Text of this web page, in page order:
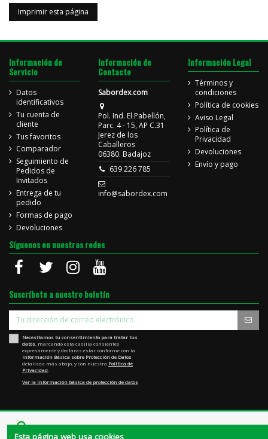
Información de
Servicio
Datos
identificativos
Tu cuenta de
cliente
Tus favoritos
Comparador
Seguimiento de
Pedidos de
Invitados
Entrega de tu
pedido
Formas de pago
Devoluciones
Información de
Contacto
Sabordex.com
Pol. Ind. El Pabellón,
Parc. 4 - 15, AP C.31
Jerez de los
Caballeros
06380. Badajoz
639 226 785
info@sabordex.com
Información Legal
Términos y
condiciones
Política de cookies
Aviso Legal
Política de
Privacidad
Devoluciones
Envío y pago
Síguenos en nuestras redes
Suscríbete a nuestro boletín
Necesitamos tu consentimiento para tratar tus
datos , marcando está casilla consientes
expresamente y declaras estar conforme con la
Información Básica sobre Protección de Datos
detallada más abajo, y con nuestra Política de
Privacidad
Ver la Información básica de protección de datos